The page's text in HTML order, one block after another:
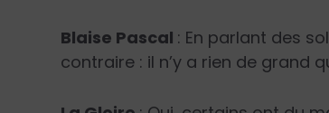
Blaise Pascal : En parlant des
contraire : il n’y a rien de grand